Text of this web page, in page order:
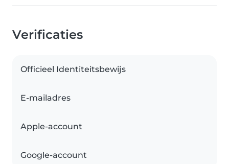
Verificaties
Officieel Identiteitsbewijs
E-mailadres
Apple-account
Google-account